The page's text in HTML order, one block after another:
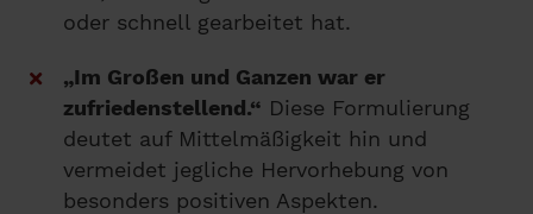
oder schnell gearbeitet hat.
„Im Großen und Ganzen war er
zufriedenstellend.“ Diese Formulierung
deutet auf Mittelmäßigkeit hin und
vermeidet jegliche Hervorhebung von
besonders positiven Aspekten.